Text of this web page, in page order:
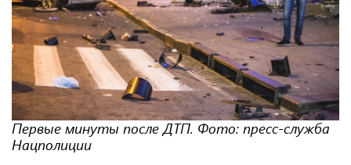
Первые минуты после ДТП. Фото: пресс-служба
Нацполиции